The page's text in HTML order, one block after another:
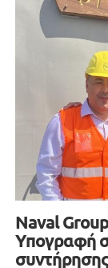
Naval
Υπογραφή